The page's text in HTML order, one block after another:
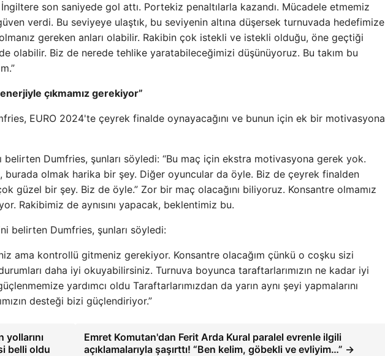
son saniyede gol attı. Portekiz penaltılarla kazandı. Mücadele etmemiz
verdi. Bu seviyeye ulaştık, bu seviyenin altına düşersek turnuvada hedefimize
gereken anları olabilir. Rakibin çok istekli ve istekli olduğu, öne geçtiği
olabilir. Biz de nerede tehlike yaratabileceğimizi düşünüyoruz. Bu takım bu
çıkmamız gerekiyor”
EURO 2024'te çeyrek finalde oynayacağını ve bunun için ek bir motivasyona
belirten Dumfries, şunları söyledi: “Bu maç için ekstra motivasyona gerek yok.
burada olmak harika bir şey. Diğer oyuncular da öyle. Biz de çeyrek finalden
güzel bir şey. Biz de öyle.” Zor bir maç olacağını biliyoruz. Konsantre olmamız
Rakibimiz de aynısını yapacak, beklentimiz bu.
belirten Dumfries, şunları söyledi:
ama kontrollü gitmeniz gerekiyor. Konsantre olacağım çünkü o coşku sizi
daha iyi okuyabilirsiniz. Turnuva boyunca taraftarlarımızın ne kadar iyi
yardımcı oldu Taraftarlarımızdan da yarın aynı şeyi yapmalarını
desteği bizi güçlendiriyor.”
belli oldu
Emret Komutan'dan Ferit Arda Kural paralel evrenle ilgili
açıklamalarıyla şaşırttı! “Ben kelim, göbekli ve evliyim…” →